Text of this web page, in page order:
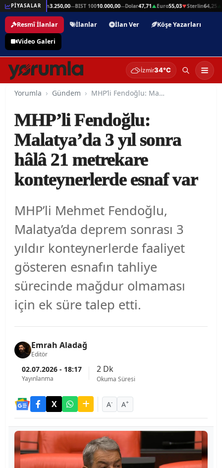
PİYASALAR
64,25▲Gram Altın 3.250,00—BIST 10010.000,00—Dolar47,71▲Euro55,03▼Sterlin64,25▲
Resmî İlanlar İlanlar İlan Ver
Köşe Yazarları
Video Galeri
İzmir34°C
Yorumla Gündem MHP’li Fendoğlu: Malatya’da 3 yıl sonra hâlâ 21 metrekare konteynerlerde esnaf var
MHP’li Fendoğlu:
Malatya’da 3 yıl sonra
hâlâ 21 metrekare
konteynerlerde esnaf var
MHP’li Mehmet Fendoğlu,
Malatya’da deprem sonrası 3
yıldır konteynerlerde faaliyet
gösteren esnafın tahliye
sürecinde mağdur olmaması
için ek süre talep etti.
Emrah Aladağ
Editör
02.07.2026 - 18:17
Yayınlanma
2 Dk
Okuma Süresi
A- A+